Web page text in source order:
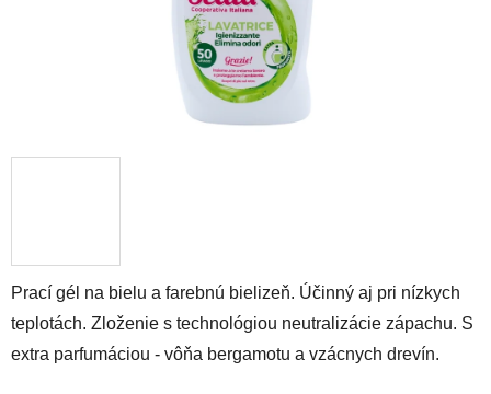
Prací gél na bielu a farebnú bielizeň. Účinný aj pri nízkych
teplotách. Zloženie s technológiou neutralizácie zápachu. S
extra parfumáciou - vôňa bergamotu a vzácnych drevín.